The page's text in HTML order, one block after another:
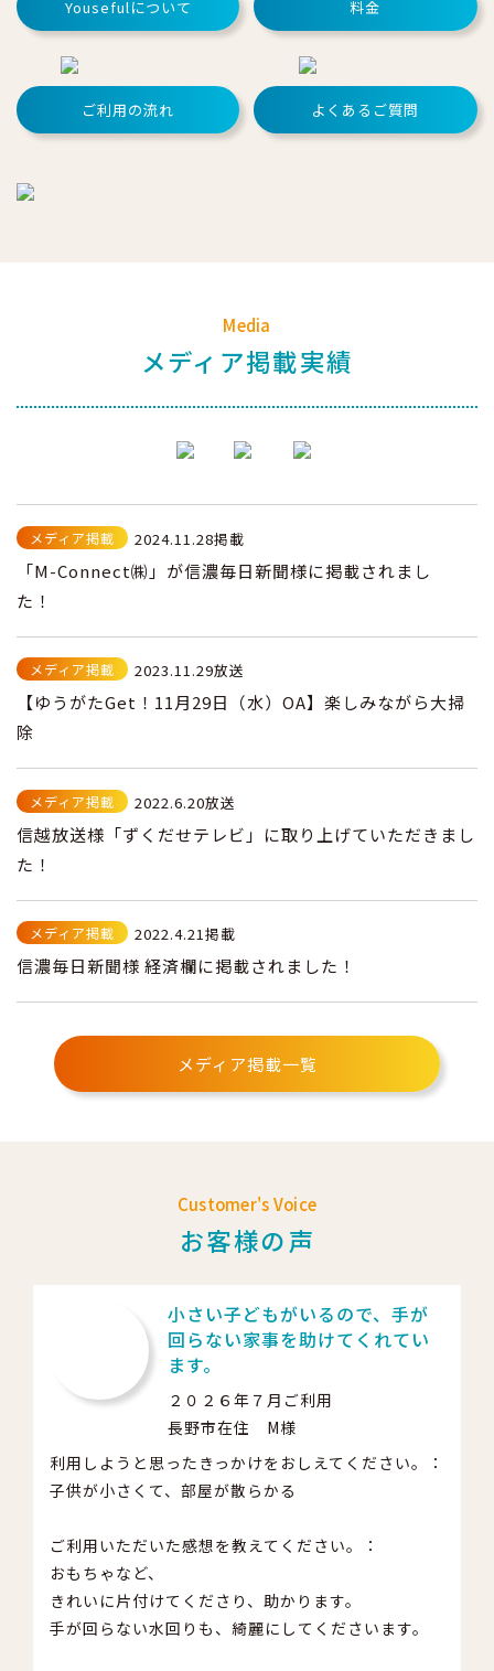
Yousefulについて 料金
ご利用の流れ よくあるご質問
Media
メディア掲載実績
メディア掲載 2024.11.28掲載
「M-Connect㈱」が信濃毎日新聞様に掲載されまし
た！
メディア掲載 2023.11.29放送
【ゆうがたGet！11月29日（水）OA】楽しみながら大掃
除
メディア掲載 2022.6.20放送
信越放送様「ずくだせテレビ」に取り上げていただきまし
た！
メディア掲載 2022.4.21掲載
信濃毎日新聞様 経済欄に掲載されました！
メディア掲載一覧
Customer's Voice
お客様の声
小さい子どもがいるので、手が
回らない家事を助けてくれてい
ます。
２０２６年７月ご利用
長野市在住 M様
利用しようと思ったきっかけをおしえてください。：
子供が小さくて、部屋が散らかる
ご利用いただいた感想を教えてください。：
おもちゃなど、
きれいに片付けてくださり、助かります。
手が回らない水回りも、綺麗にしてくださいます。